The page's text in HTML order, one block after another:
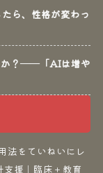
ら、性格が変わっ
か？──「AIは増や
法をていねいにレ
援｜臨床＋教育